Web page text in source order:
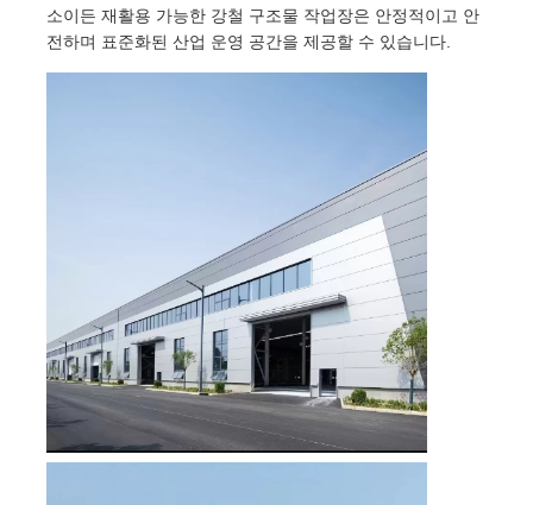
공장 투어
사건
블로그
소이든 재활용 가능한 강철 구조물 작업장은 안정적이고 안
전하며 표준화된 산업 운영 공간을 제공할 수 있습니다.